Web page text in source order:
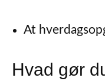
At
Hvad gør